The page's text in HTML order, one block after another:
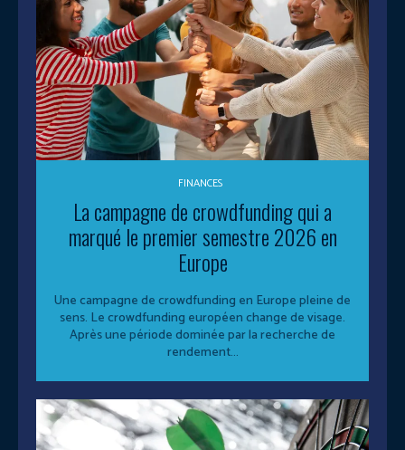
FINANCES
La campagne de crowdfunding qui a
marqué le premier semestre 2026 en
Europe
Une campagne de crowdfunding en Europe pleine de
sens. Le crowdfunding européen change de visage.
Après une période dominée par la recherche de
rendement...